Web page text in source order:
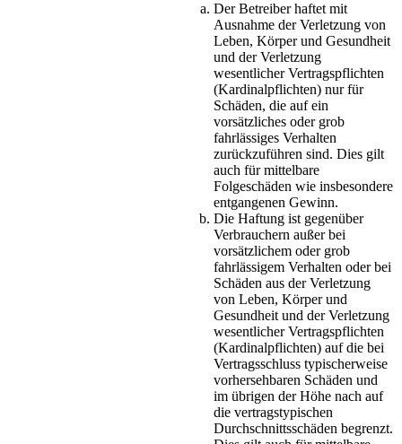
Der Betreiber haftet mit
Ausnahme der Verletzung von
Leben, Körper und Gesundheit
und der Verletzung
wesentlicher Vertragspflichten
(Kardinalpflichten) nur für
Schäden, die auf ein
vorsätzliches oder grob
fahrlässiges Verhalten
zurückzuführen sind. Dies gilt
auch für mittelbare
Folgeschäden wie insbesondere
entgangenen Gewinn.
Die Haftung ist gegenüber
Verbrauchern außer bei
vorsätzlichem oder grob
fahrlässigem Verhalten oder bei
Schäden aus der Verletzung
von Leben, Körper und
Gesundheit und der Verletzung
wesentlicher Vertragspflichten
(Kardinalpflichten) auf die bei
Vertragsschluss typischerweise
vorhersehbaren Schäden und
im übrigen der Höhe nach auf
die vertragstypischen
Durchschnittsschäden begrenzt.